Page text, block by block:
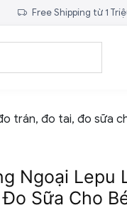
Free Shipping từ 1
trán, đo tai, đo sữa
Ngoại Lepu
Sữa Cho